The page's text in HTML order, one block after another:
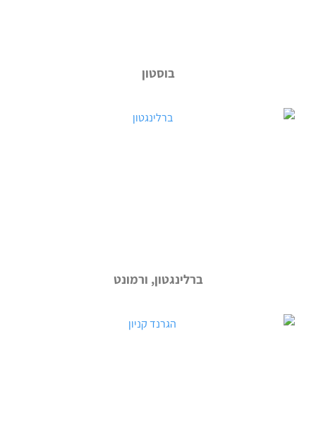
בוסטון
ברלינגטון, ורמונט